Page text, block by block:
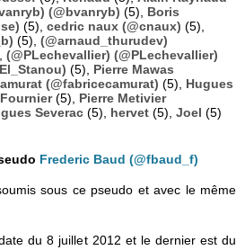
(@bvanryb) (5), Boris
(5), cedric naux (@cnaux) (5),
(5), (@arnaud_thurudev)
(@PLechevallier) (@PLechevallier)
(5), Pierre Mawas
(@fabricecamurat) (5), Hugues
(5), Pierre Metivier
Severac (5), hervet (5), Joel (5)
Frederic Baud (@fbaud_f)
sous ce pseudo et avec le même
du 8 juillet 2012 et le dernier est du